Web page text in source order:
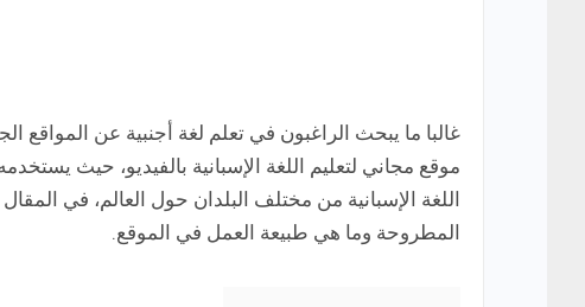
موقع مجاني لتعليم اللغة الإسبانية بالفيديو، حيث
اللغة الإسبانية من مختلف البلدان حول العالم، في
المطروحة وما هي طبيعة العمل في الموقع.